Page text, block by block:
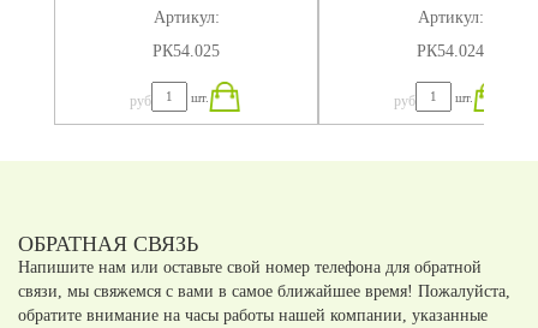
Артикул:
РК54.025
руб шт.
Артикул:
РК54.024
руб шт.
ОБРАТНАЯ СВЯЗЬ
Напишите нам или оставьте свой номер телефона для обратной
связи, мы свяжемся с вами в самое ближайшее время! Пожалуйста,
обратите внимание на часы работы нашей компании, указанные